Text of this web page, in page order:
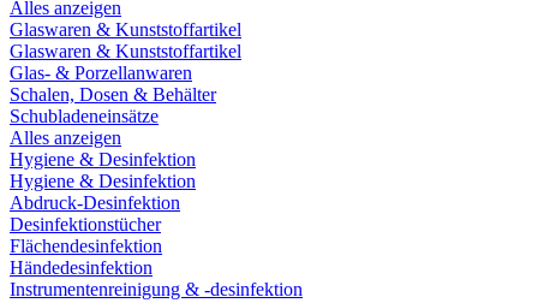
Alles anzeigen
Glaswaren & Kunststoffartikel
Glaswaren & Kunststoffartikel
Glas- & Porzellanwaren
Schalen, Dosen & Behälter
Schubladeneinsätze
Alles anzeigen
Hygiene & Desinfektion
Hygiene & Desinfektion
Abdruck-Desinfektion
Desinfektionstücher
Flächendesinfektion
Händedesinfektion
Instrumentenreinigung & -desinfektion